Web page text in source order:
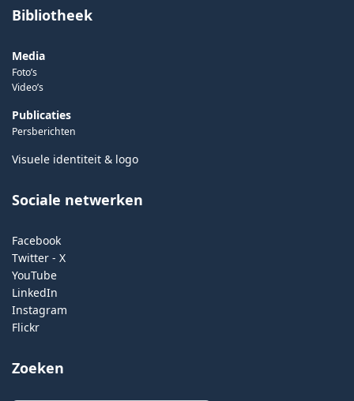
Bibliotheek
Media
Foto’s
Video’s
Publicaties
Persberichten
Visuele identiteit & logo
Sociale netwerken
Facebook
Twitter - X
YouTube
LinkedIn
Instagram
Flickr
Zoeken